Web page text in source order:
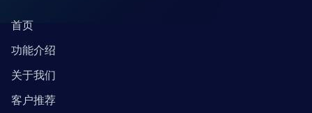
首页
功能介绍
关于我们
客户推荐